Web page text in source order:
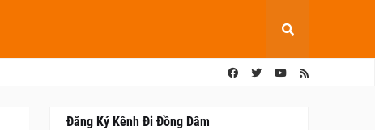
Đăng Ký Kênh Đi Đồng Dâm